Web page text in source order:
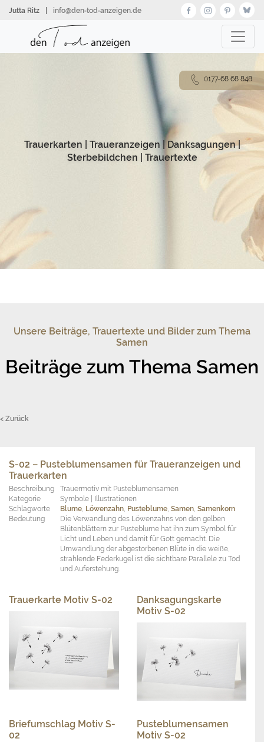
zumJutta Ritz info@den‑tod‑anzeigen.de
Trauerkarten Traueranzeigen |Danksagungen|
Sterbebildchen
Trauertexte
Unsere Beiträge, Trauertexte und Bilder zum Thema
Samen
Beiträge zum Thema Samen
< Zurück
S-02 – Pusteblumensamen für Traueranzeigen und
Trauerkarten
Beschreibung
Trauermotiv mit Pusteblumensamen
Kategorie
Symbole | Illustrationen
Schlagworte
Blume, Löwenzahn, Pusteblume, Samen, Samenkorn
Bedeutung
Die Verwandlung des Löwenzahns von den gelben
Blütenblättern zur Pusteblume hat ihn zum Symbol für
Licht und Leben und damit für Gott gemacht. Die
Umwandlung der abgestorbenen Blüte in die weiße,
strahlende Federkugel ist die sichtbare Parallele zu Tod
und Auferstehung.
Trauerkarte Motiv S-02
Danksagungskarte
Motiv S-02
Briefumschlag Motiv S-
02
Pusteblumensamen
Motiv S-02
0177-68 68 848